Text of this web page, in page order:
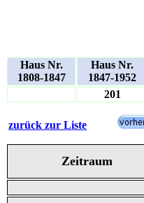
Haus Nr.
1808-1847
Haus Nr.
1847-1952
201
zurück zur Liste
Zeitraum